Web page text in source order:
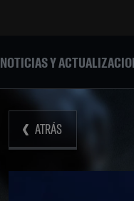
NOTICIAS Y
ATRÁS